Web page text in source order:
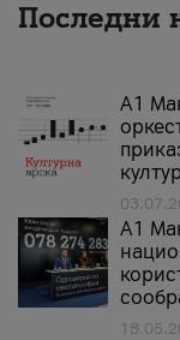
Последни
А1
A1